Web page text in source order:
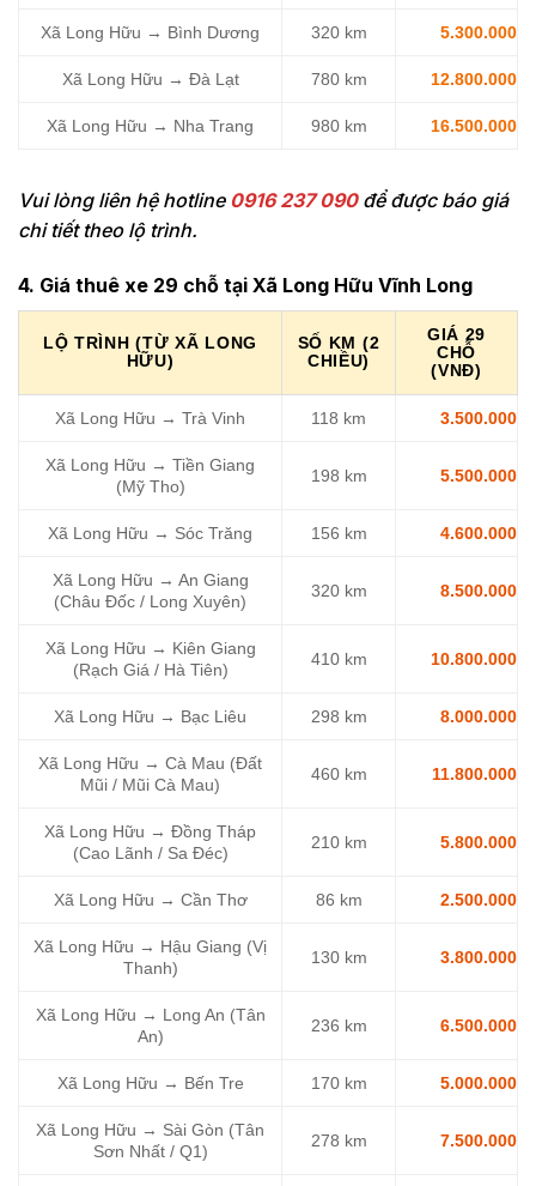
Xã Long Hữu → Bình Dương 320 km 5.300.000
Xã Long Hữu → Đà Lạt 780 km 12.800.000
Xã Long Hữu → Nha Trang 980 km 16.500.000
Vui lòng liên hệ hotline 0916 237 090để được báo giá
chi tiết theo lộ trình.
4. Giá thuê xe 29 chỗ tại Xã Long Hữu Vĩnh Long
LỘ TRÌNH (TỪ XÃ LONG
HỮU)
SỐ KM (2
CHIỀU)
GIÁ 29
CHỖ
(VNĐ)
Xã Long Hữu → Trà Vinh 118 km 3.500.000
Xã Long Hữu → Tiền Giang
(Mỹ Tho)
198 km 5.500.000
Xã Long Hữu → Sóc Trăng 156 km 4.600.000
Xã Long Hữu → An Giang
(Châu Đốc / Long Xuyên)
320 km 8.500.000
Xã Long Hữu → Kiên Giang
(Rạch Giá / Hà Tiên)
410 km 10.800.000
Xã Long Hữu → Bạc Liêu 298 km 8.000.000
Xã Long Hữu → Cà Mau (Đất
Mũi / Mũi Cà Mau)
460 km 11.800.000
Xã Long Hữu → Đồng Tháp
(Cao Lãnh / Sa Đéc)
210 km 5.800.000
Xã Long Hữu → Cần Thơ 86 km 2.500.000
Xã Long Hữu → Hậu Giang (Vị
Thanh)
130 km 3.800.000
Xã Long Hữu → Long An (Tân
An)
236 km 6.500.000
Xã Long Hữu → Bến Tre 170 km 5.000.000
Xã Long Hữu → Sài Gòn (Tân
Sơn Nhất / Q1)
278 km 7.500.000